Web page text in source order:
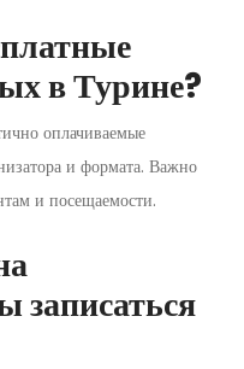
в Турине?
оплачиваемые
и формата. Важно
и посещаемости.
записаться